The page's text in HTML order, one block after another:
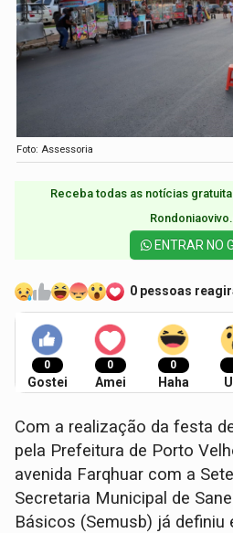
Foto: Assessoria
Receba todas as notícias
ENTRAR NO
0 pessoas
0
Gostei
0
Amei
0
Haha
Com a realização da festa
pela Prefeitura de Porto
avenida Farqhuar com a
Secretaria Municipal de
Básicos (Semusb) já